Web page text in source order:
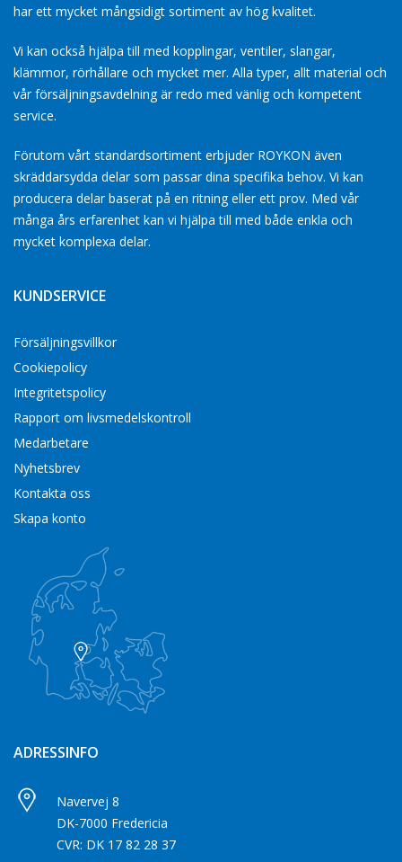
har ett mycket mångsidigt sortiment av hög kvalitet.
Vi kan också hjälpa till med kopplingar, ventiler, slangar,
klämmor, rörhållare och mycket mer. Alla typer, allt material och
vår försäljningsavdelning är redo med vänlig och kompetent
service.
Förutom vårt standardsortiment erbjuder ROYKON även
skräddarsydda delar som passar dina specifika behov. Vi kan
producera delar baserat på en ritning eller ett prov. Med vår
många års erfarenhet kan vi hjälpa till med både enkla och
mycket komplexa delar.
KUNDSERVICE
Försäljningsvillkor
Cookiepolicy
Integritetspolicy
Rapport om livsmedelskontroll
Medarbetare
Nyhetsbrev
Kontakta oss
Skapa konto
ADRESSINFO
Navervej 8
DK-7000 Fredericia
CVR: DK 17 82 28 37